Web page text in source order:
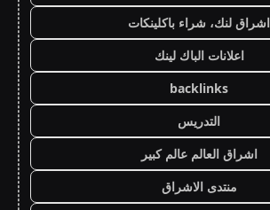
اشراق لنك، شراء باكلينكات
اعلانات الباك لينك
backlinks
التدريس
اشراق العالم عالم كبير
منتدى الاشراق